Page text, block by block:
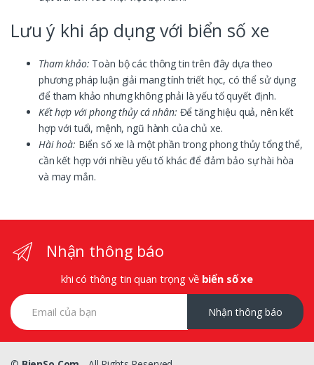
Lưu ý khi áp dụng với biển số xe
Tham khảo: Toàn bộ các thông tin trên đây dựa theo
phương pháp luận giải mang tính triết học, có thể sử dụng
để tham khảo nhưng không phải là yếu tố quyết định.
Kết hợp với phong thủy cá nhân: Để tăng hiệu quả, nên kết
hợp với tuổi, mệnh, ngũ hành của chủ xe.
Hài hoà: Biển số xe là một phần trong phong thủy tổng thể,
cần kết hợp với nhiều yếu tố khác để đảm bảo sự hài hòa
và may mắn.
Nhận thông báo
khi có thông tin quan trọng về biển số xe
Nhận thông báo